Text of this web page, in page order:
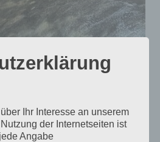
Ihr Interesse an unserem
der Internetseiten ist
Angabe